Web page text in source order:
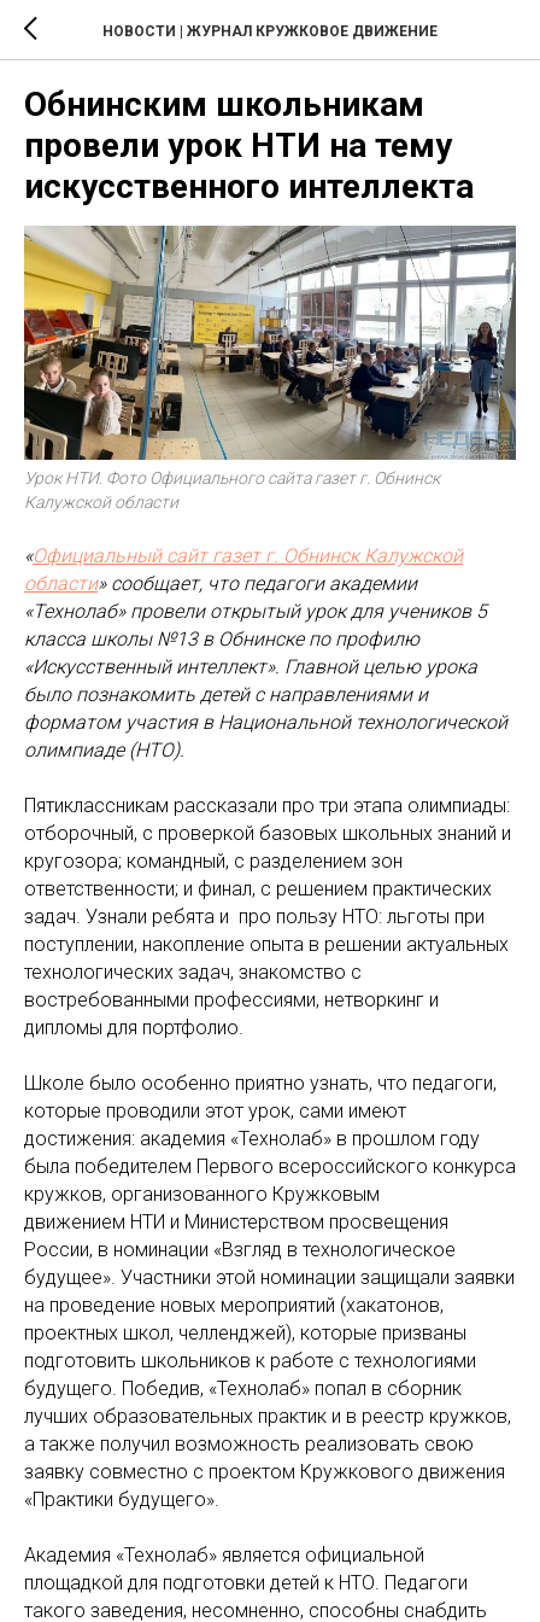
НОВОСТИ | ЖУРНАЛ КРУЖКОВОЕ ДВИЖЕНИЕ
Обнинским школьникам
провели урок НТИ на тему
искусственного интеллекта
Урок НТИ. Фото Официального сайта газет г. Обнинск
Калужской области
«Официальный сайт газет г. Обнинск Калужской
области» сообщает, что педагоги академии
«Технолаб» провели открытый урок для учеников 5
класса школы №13 в Обнинске по профилю
«Искусственный интеллект». Главной целью урока
было познакомить детей с направлениями и
форматом участия в Национальной технологической
олимпиаде (НТО).
Пятиклассникам рассказали про три этапа олимпиады:
отборочный, с проверкой базовых школьных знаний и
кругозора; командный, с разделением зон
ответственности; и финал, с решением практических
задач. Узнали ребята и про пользу НТО: льготы при
поступлении, накопление опыта в решении актуальных
технологических задач, знакомство с
востребованными профессиями, нетворкинг и
дипломы для портфолио.
Школе было особенно приятно узнать, что педагоги,
которые проводили этот урок, сами имеют
достижения: академия «Технолаб» в прошлом году
была победителем Первого всероссийского конкурса
кружков, организованного Кружковым
движением НТИ и Министерством просвещения
России, в номинации «Взгляд в технологическое
будущее». Участники этой номинации защищали заявки
на проведение новых мероприятий (хакатонов,
проектных школ, челленджей), которые призваны
подготовить школьников к работе с технологиями
будущего. Победив, «Технолаб» попал в сборник
лучших образовательных практик и в реестр кружков,
а также получил возможность реализовать свою
заявку совместно с проектом Кружкового движения
«Практики будущего».
Академия «Технолаб» является официальной
площадкой для подготовки детей к НТО. Педагоги
такого заведения, несомненно, способны снабдить